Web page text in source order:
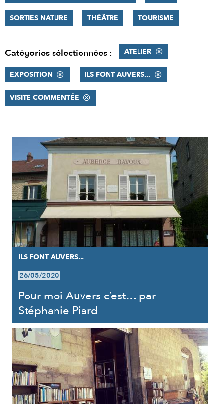
SORTIES NATURE THÉÂTRE TOURISME
Catégories sélectionnées : ATELIER
EXPOSITION ILS FONT AUVERS...
VISITE COMMENTÉE
RÉSULTATS
ILS FONT AUVERS...
26/05/2020
Pour moi Auvers c’est… par
Stéphanie Piard